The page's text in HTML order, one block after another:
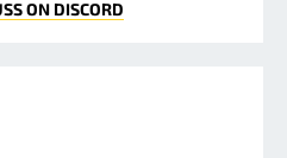
ON DISCORD